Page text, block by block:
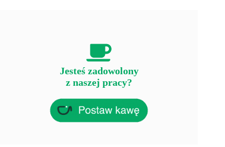
Jesteś zadowolony
z naszej pracy?